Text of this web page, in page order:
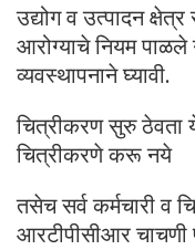
उद्योग व उत्पादन
आरोग्याचे नियम
व्यवस्थापनाने घ्यावी.
चित्रीकरण सुरु ठेवता
चित्रीकरणे करू नये
तसेच सर्व कर्मचारी व
आरटीपीसीआर